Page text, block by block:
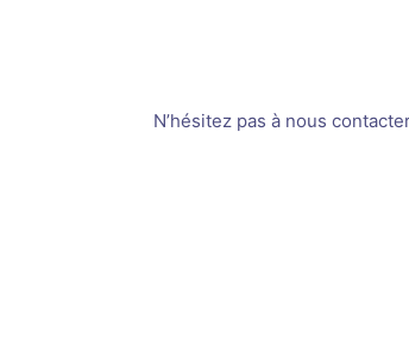
N’hésitez pas à nous